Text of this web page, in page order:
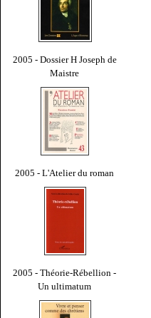
2005 - Dossier H Joseph de
Maistre
2005 - L'Atelier du roman
2005 - Théorie-Rébellion -
Un ultimatum